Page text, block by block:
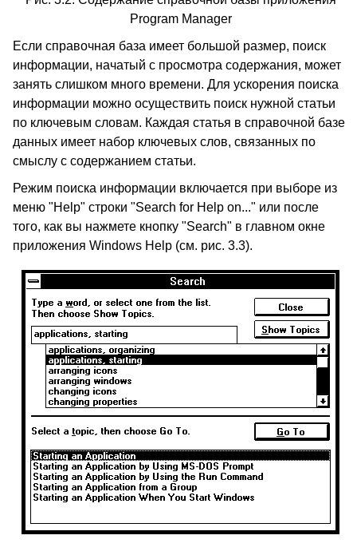
Program Manager
Если справочная база имеет большой размер, поиск
информации, начатый с просмотра содержания, может
занять слишком много времени. Для ускорения поиска
информации можно осуществить поиск нужной статьи
по ключевым словам. Каждая статья в справочной базе
данных имеет набор ключевых слов, связанных по
смыслу с содержанием статьи.
Режим поиска информации включается при выборе из
меню "Help" строки "Search for Help on..." или после
того, как вы нажмете кнопку "Search" в главном окне
приложения Windows Help (см. рис. 3.3).